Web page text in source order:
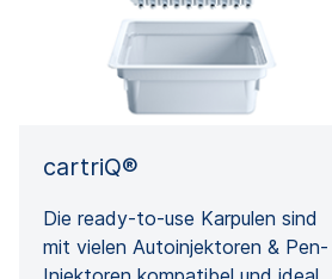
cartriQ®
Die ready-to-use Karpulen sind
mit vielen Autoinjektoren & Pen-